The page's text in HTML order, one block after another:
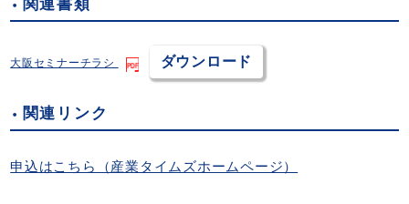
関連書類
大阪セミナーチラシ ダウンロード
関連リンク
申込はこちら（産業タイムズホームページ）